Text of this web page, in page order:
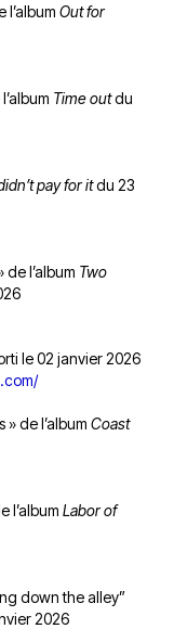
l’album Out for
Time outdu
pay for itdu 23
l’album Two
le 02 janvier 2026
» de l’album Coast
l’album Labor of
down the alley”
2026